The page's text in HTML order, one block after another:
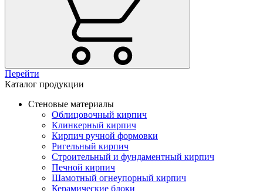
Перейти
Каталог продукции
Стеновые материалы
Облицовочный кирпич
Клинкерный кирпич
Кирпич ручной формовки
Ригельный кирпич
Строительный и фундаментный кирпич
Печной кирпич
Шамотный огнеупорный кирпич
Керамические блоки